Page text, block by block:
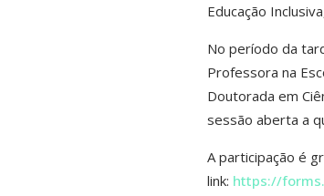
Educação
No período da
Professora na
Doutorada em
sessão aberta a
A participação é
link: https://